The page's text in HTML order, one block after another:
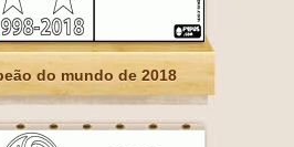
do mundo de 2018